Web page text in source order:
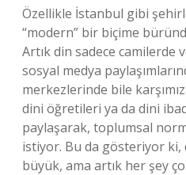
Özellikle İstanbul gibi
“modern” bir biçime
Artık din sadece camilerde
sosyal medya
merkezlerinde bile
dini öğretileri ya da dini
paylaşarak, toplumsal
istiyor. Bu da gösteriyor
büyük, ama artık her şey